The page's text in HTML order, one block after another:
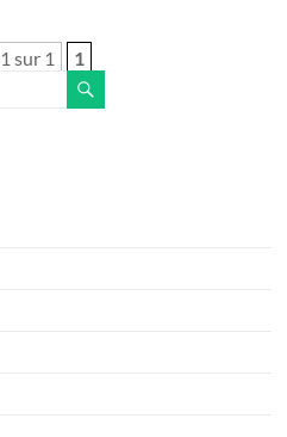
sur 1 1